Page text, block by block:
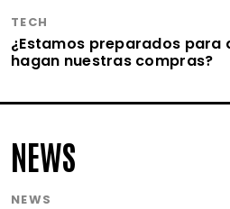
TECH
¿Estamos preparados para
hagan nuestras compras?
NEWS
NEWS